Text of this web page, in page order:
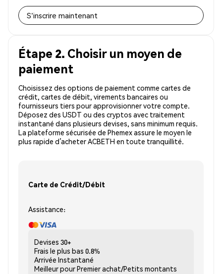
S'inscrire maintenant
Étape 2. Choisir un moyen de
paiement
Choisissez des options de paiement comme cartes de
crédit, cartes de débit, virements bancaires ou
fournisseurs tiers pour approvisionner votre compte.
Déposez des USDT ou des cryptos avec traitement
instantané dans plusieurs devises, sans minimum requis.
La plateforme sécurisée de Phemex assure le moyen le
plus rapide d’acheter ACBETH en toute tranquillité.
Carte de Crédit/Débit
Assistance:
Devises 30+
Frais le plus bas 0.8%
Arrivée Instantané
Meilleur pourPremier achat/Petits montants